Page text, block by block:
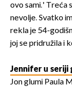
ovo sami.' Treća
nevolje. Svatko
rekla je 54-
joj se pridružila i
Jennifer u
Jon glumi Paula